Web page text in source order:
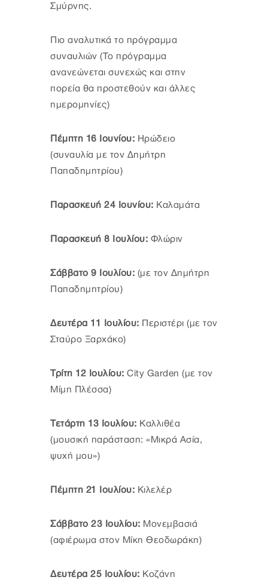
Σμύρνης.
Πιο αναλυτικά το πρόγραμμα
συναυλιών (Το πρόγραμμα
ανανεώνεται συνεχώς και στην
πορεία θα προστεθούν και άλλες
ημερομηνίες)
Πέμπτη 16 Ιουνίου: Ηρώδειο
(συναυλία με τον Δημήτρη
Παπαδημητρίου)
Παρασκευή 24 Ιουνίου: Καλαμάτα
Παρασκευή 8 Ιουλίου: Φλώριν
Σάββατο 9 Ιουλίου: (με τον Δημήτρη
Παπαδημητρίου)
Δευτέρα 11 Ιουλίου: Περιστέρι (με τον
Σταύρο Ξαρχάκο)
Τρίτη 12 Ιουλίου: City Garden (με τον
Μίμη Πλέσσα)
Τετάρτη 13 Ιουλίου: Καλλιθέα
(μουσική παράσταση: «Μικρά Ασία,
ψυχή μου»)
Πέμπτη 21 Ιουλίου: Κιλελέρ
Σάββατο 23 Ιουλίου: Μονεμβασιά
(αφιέρωμα στον Μίκη Θεοδωράκη)
Δευτέρα 25 Ιουλίου: Κοζάνη